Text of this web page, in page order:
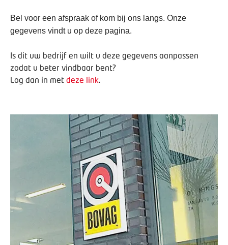
Bel voor een afspraak of kom bij ons langs. Onze
gegevens vindt u op deze pagina.
Is dit uw bedrijf en wilt u deze gegevens aanpassen
zodat u beter vindbaar bent?
Log dan in met deze link.